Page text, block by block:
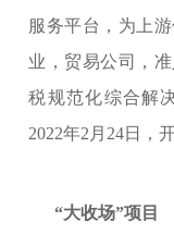
服务平台，为上
业，贸易公司，
税规范化综合解
2022年2月24日，
“大收场”项目